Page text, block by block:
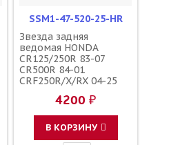
SSM1-47-520-25-HR
Звезда задняя
ведомая HONDA
CR125/250R 83-07
CR500R 84-01
CRF250R/X/RX 04-25
зубов 47 / MRP JTR210
1-3559-47
4200 ₽
В КОРЗИНУ